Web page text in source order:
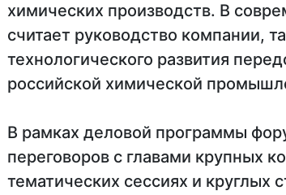
химических производств. В
считает руководство компании,
технологического развития
российской химической
В рамках деловой программы
переговоров с главами крупных
тематических сессиях и